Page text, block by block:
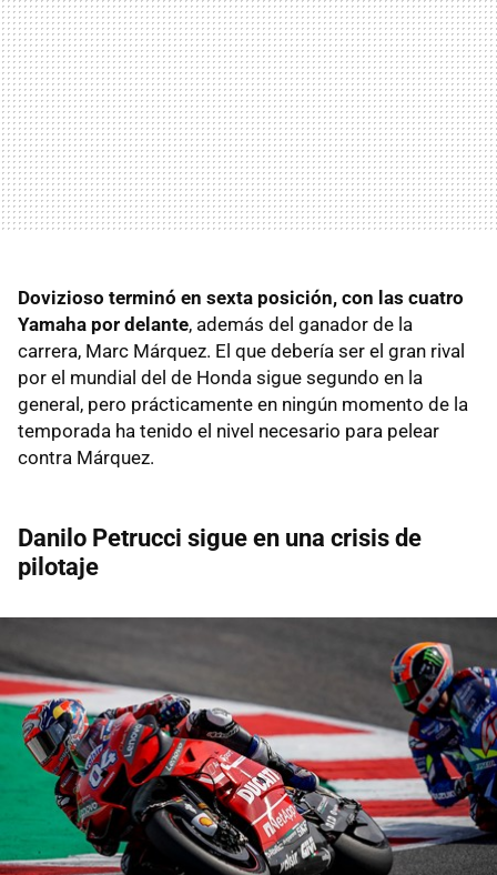
Dovizioso terminó en sexta posición, con las cuatro
Yamaha por delante, además del ganador de la
carrera, Marc Márquez. El que debería ser el gran rival
por el mundial del de Honda sigue segundo en la
general, pero prácticamente en ningún momento de la
temporada ha tenido el nivel necesario para pelear
contra Márquez.
Danilo Petrucci sigue en una crisis de
pilotaje